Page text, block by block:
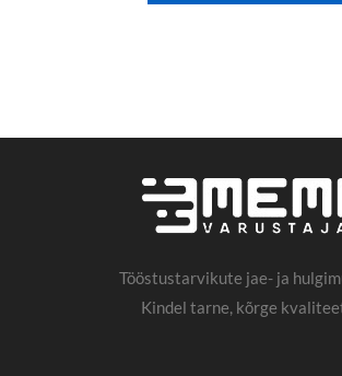
Tööstustarvikute jae- ja
Kindel tarne, kõrge